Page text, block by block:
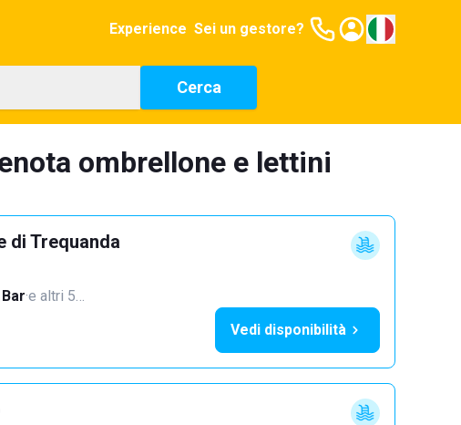
Experience Sei un gestore?
Cerca
ombrellone e lettini
di Trequanda
Bar·e altri 5…
Vedi disponibilità